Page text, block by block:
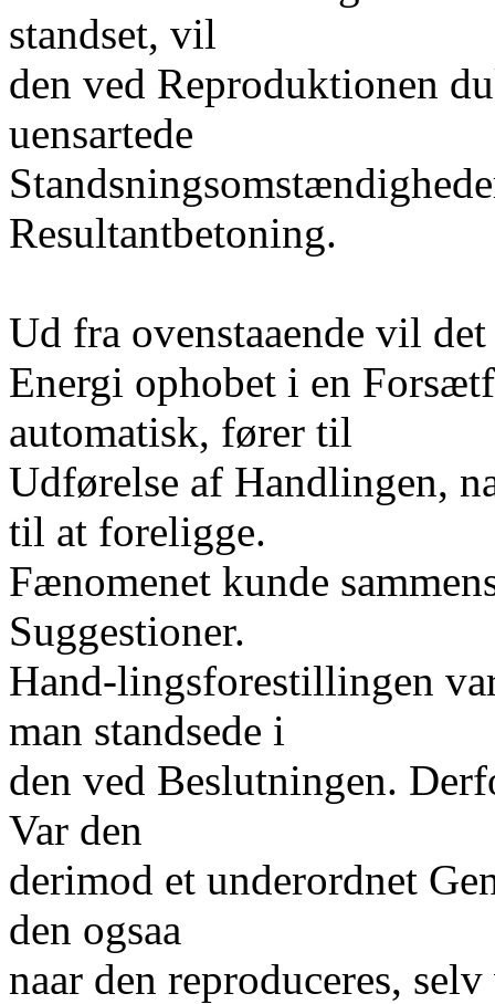
standset, vil
den ved Reproduktionen
uensartede
Resultantbetoning.
Ud fra ovenstaaende vil
Energi ophobet i en
automatisk, fører til
Udførelse af Handlingen,
til at foreligge.
Fænomenet kunde
Suggestioner.
Hand-lingsforestillingen
man standsede i
den ved Beslutningen.
Var den
derimod et underordnet
den ogsaa
naar den reproduceres,